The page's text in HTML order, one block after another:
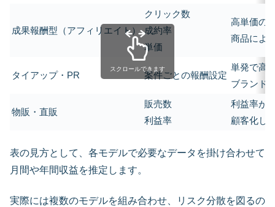
成果報酬型（アフィリエイト）
クリック数
成約率
単価
高単価の
商品によ
タイアップ・PR 案件ごとの報酬設定
単発で高
ブランド
物販・直販
販売数
利益率
利益率が
顧客化し
スクロールできます
表の見方として、各モデルで必要なデータを掛け合わせて
月間や年間収益を推定します。
実際には複数のモデルを組み合わせ、リスク分散を図るの